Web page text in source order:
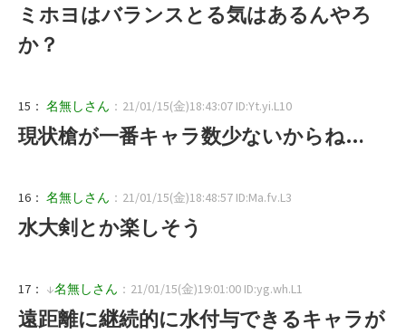
ミホヨはバランスとる気はあるんやろ
か？
15： 名無しさん ：21/01/15(金)18:43:07 ID:Yt.yi.L10
現状槍が一番キャラ数少ないからね…
16： 名無しさん ：21/01/15(金)18:48:57 ID:Ma.fv.L3
水大剣とか楽しそう
17： ↓名無しさん ：21/01/15(金)19:01:00 ID:yg.wh.L1
遠距離に継続的に水付与できるキャラが